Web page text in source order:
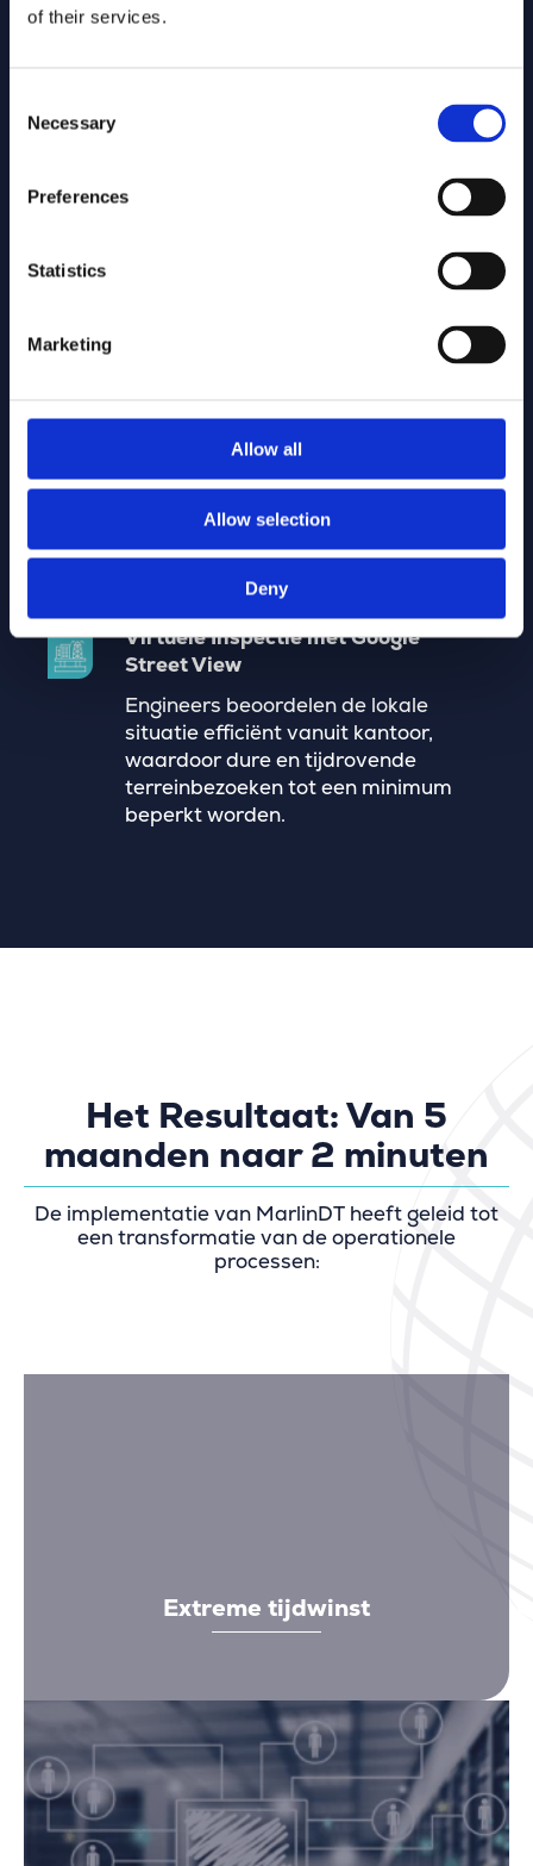
of their services.
Selection
Necessary
Preferences
Statistics
Marketing
Allow all
Allow selection
Deny
connectiviteit in één platform, wat
Monteurs in het veld hebben altijd
door monteurs worden aangepast,
wat zorgt voor een actuele en
foutloze netwerkadministratie.
Virtuele Inspectie met Google
Street View
Engineers beoordelen de lokale
situatie efficiënt vanuit kantoor,
waardoor dure en tijdrovende
terreinbezoeken tot een minimum
beperkt worden.
Het Resultaat: Van 5
maanden naar 2 minuten
De implementatie van MarlinDT heeft geleid tot
een transformatie van de operationele
processen:
Extreme tijdwinst